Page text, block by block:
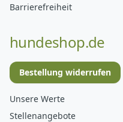
Barrierefreiheit
hundeshop.de
Bestellung widerrufen
Unsere Werte
Stellenangebote